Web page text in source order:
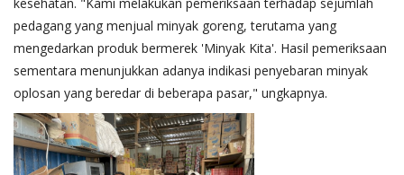
pedagang yang menjual minyak goreng, terutama yang
mengedarkan produk bermerek 'Minyak Kita'. Hasil pemeriksaan
sementara menunjukkan adanya indikasi penyebaran minyak
oplosan yang beredar di beberapa pasar," ungkapnya.